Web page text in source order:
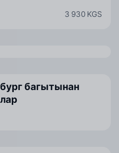
3 930 KGS
багытынан